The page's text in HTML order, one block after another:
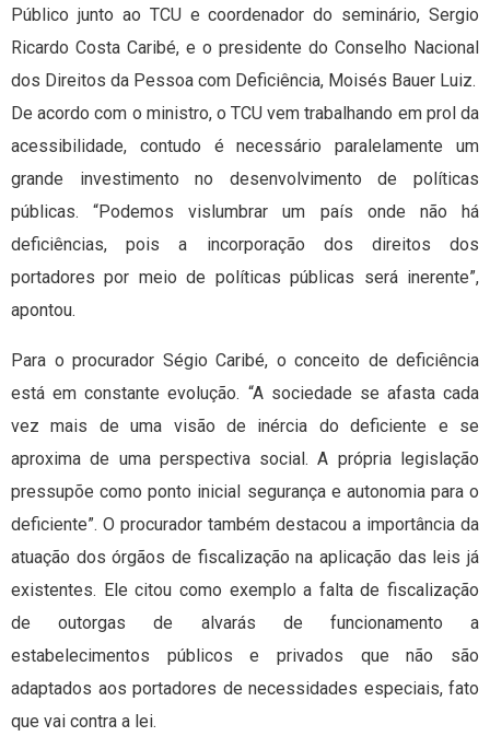
Público junto ao TCU e coordenador do seminário, Sergio
Ricardo Costa Caribé, e o presidente do Conselho Nacional
dos Direitos da Pessoa com Deficiência, Moisés Bauer Luiz.
De acordo com o ministro, o TCU vem trabalhando em prol da
acessibilidade, contudo é necessário paralelamente um
grande investimento no desenvolvimento de políticas
públicas. “Podemos vislumbrar um país onde não há
deficiências, pois a incorporação dos direitos dos
portadores por meio de políticas públicas será inerente”,
apontou.
Para o procurador Ségio Caribé, o conceito de deficiência
está em constante evolução. “A sociedade se afasta cada
vez mais de uma visão de inércia do deficiente e se
aproxima de uma perspectiva social. A própria legislação
pressupõe como ponto inicial segurança e autonomia para o
deficiente”. O procurador também destacou a importância da
atuação dos órgãos de fiscalização na aplicação das leis já
existentes. Ele citou como exemplo a falta de fiscalização
de outorgas de alvarás de funcionamento a
estabelecimentos públicos e privados que não são
adaptados aos portadores de necessidades especiais, fato
que vai contra a lei.